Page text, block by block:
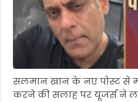
सलमान खान के नए पोस्ट से
करने की सलाह पर यूजर्स ने